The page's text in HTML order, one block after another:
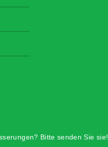
Bitte senden Sie sie!